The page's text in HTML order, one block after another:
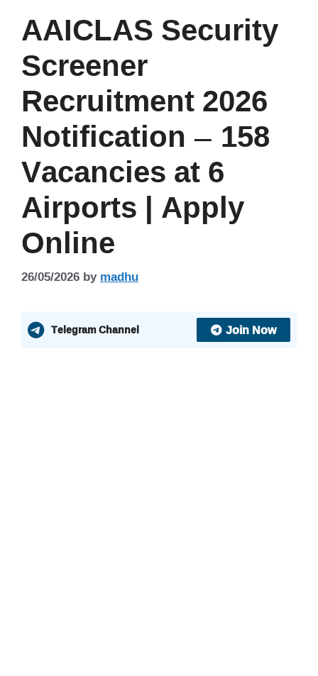
AAICLAS Security
Screener
Recruitment 2026
Notification – 158
Vacancies at 6
Airports | Apply
Online
26/05/2026bymadhu
Telegram Channel Join Now